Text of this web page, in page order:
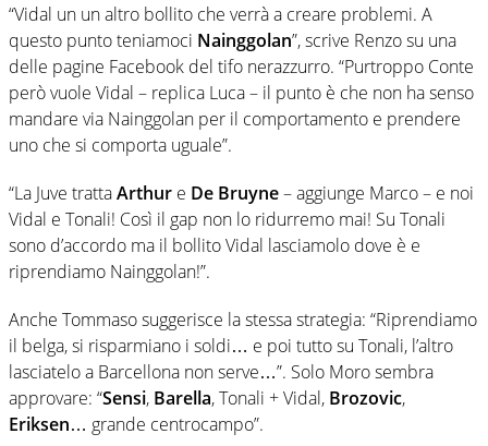
“Vidal un un altro bollito che verrà a creare problemi. A
questo punto teniamoci Nainggolan”, scrive Renzo su una
delle pagine Facebook del tifo nerazzurro. “Purtroppo Conte
però vuole Vidal – replica Luca – il punto è che non ha senso
mandare via Nainggolan per il comportamento e prendere
uno che si comporta uguale”.
“La Juve trattaArthur e De Bruyne– aggiunge Marco – e noi
Vidal e Tonali! Così il gap non lo ridurremo mai! Su Tonali
sono d’accordo ma il bollito Vidal lasciamolo dove è e
riprendiamo Nainggolan!”.
Anche Tommaso suggerisce la stessa strategia: “Riprendiamo
il belga, si risparmiano i soldi… e poi tutto su Tonali, l’altro
lasciatelo a Barcellona non serve…”. Solo Moro sembra
approvare: “Sensi, Barella, Tonali + Vidal, Brozovic,
Eriksen… grande centrocampo”.